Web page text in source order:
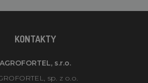
KONTAKTY
AGROFORTEL, s.r.o.
sp. z o.o.